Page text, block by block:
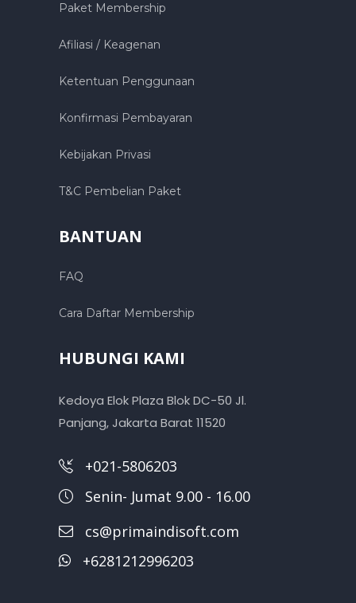
Paket Membership
Afiliasi / Keagenan
Ketentuan Penggunaan
Konfirmasi Pembayaran
Kebijakan Privasi
T&C Pembelian Paket
BANTUAN
FAQ
Cara Daftar Membership
HUBUNGI KAMI
Kedoya Elok Plaza Blok DC-50 Jl.
Panjang, Jakarta Barat 11520
+021-5806203
Senin- Jumat 9.00 - 16.00
cs@primaindisoft.com
+6281212996203